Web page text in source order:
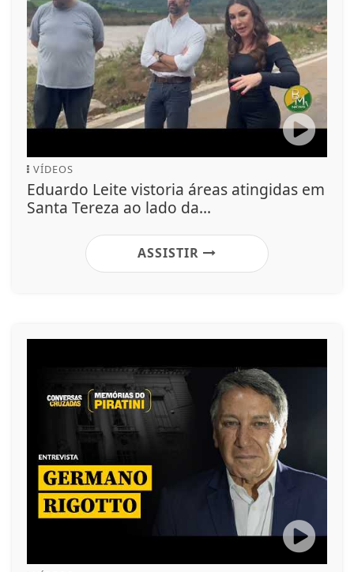
VÍDEOS
Eduardo Leite vistoria áreas atingidas em
Santa Tereza ao lado da...
ASSISTIR